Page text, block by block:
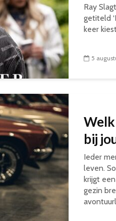
Ray
getiteld
keer
5
bij
Ieder
leven.
krijgt
gezin